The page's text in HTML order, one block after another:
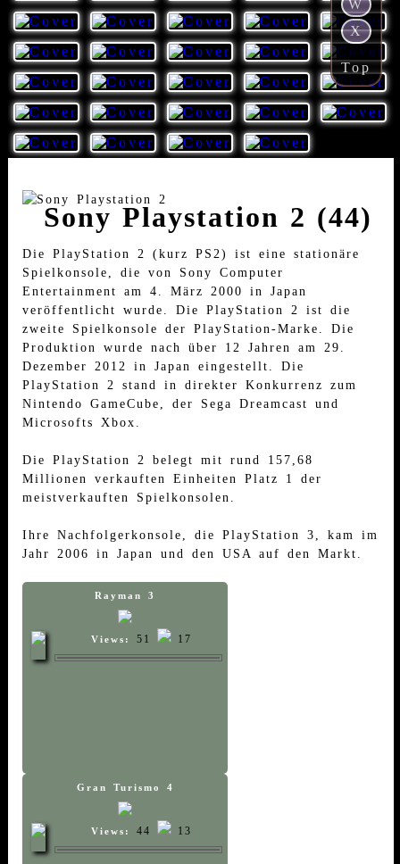
Sony Playstation 2 (44)
Die PlayStation 2 (kurz PS2) ist eine stationäre
Spielkonsole, die von Sony Computer
Entertainment am 4. März 2000 in Japan
veröffentlicht wurde. Die PlayStation 2 ist die
zweite Spielkonsole der PlayStation-Marke. Die
Produktion wurde nach über 12 Jahren am 29.
Dezember 2012 in Japan eingestellt. Die
PlayStation 2 stand in direkter Konkurrenz zum
Nintendo GameCube, der Sega Dreamcast und
Microsofts Xbox.
Die PlayStation 2 belegt mit rund 157,68
Millionen verkauften Einheiten Platz 1 der
meistverkauften Spielkonsolen.
Ihre Nachfolgerkonsole, die PlayStation 3, kam im
Jahr 2006 in Japan und den USA auf den Markt.
Rayman 3
Views: 51 17
Gran Turismo 4
Views: 44 13
W
X
Top